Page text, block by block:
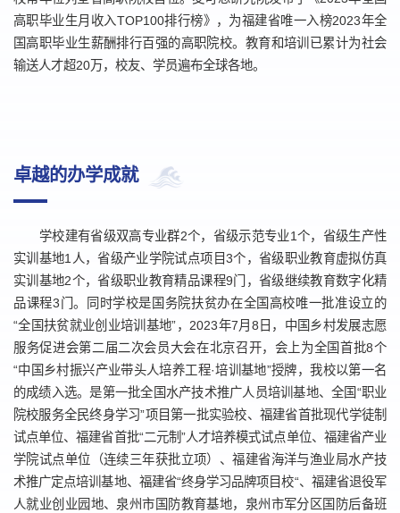
高职毕业生月收入TOP100排行榜》，为福建省唯一入榜2023年全
国高职毕业生薪酬排行百强的高职院校。教育和培训已累计为社会
输送人才超20万，校友、学员遍布全球各地。
卓越的办学成就
学校建有省级双高专业群2个，省级示范专业1个，省级生产性
实训基地1人，省级产业学院试点项目3个，省级职业教育虚拟仿真
实训基地2个，省级职业教育精品课程9门，省级继续教育数字化精
品课程3门。同时学校是国务院扶贫办在全国高校唯一批准设立的
“全国扶贫就业创业培训基地”，2023年7月8日，中国乡村发展志愿
服务促进会第二届二次会员大会在北京召开，会上为全国首批8个
“中国乡村振兴产业带头人培养工程·培训基地”授牌，我校以第一名
的成绩入选。是第一批全国水产技术推广人员培训基地、全国“职业
院校服务全民终身学习”项目第一批实验校、福建省首批现代学徒制
试点单位、福建省首批“二元制”人才培养模式试点单位、福建省产业
学院试点单位（连续三年获批立项）、福建省海洋与渔业局水产技
术推广定点培训基地、福建省“终身学习品牌项目校“、福建省退役军
人就业创业园地、泉州市国防教育基地，泉州市军分区国防后备班